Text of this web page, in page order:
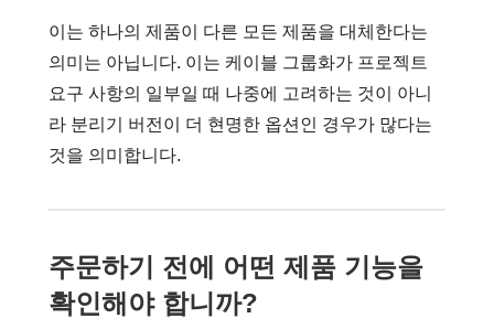
이는 하나의 제품이 다른 모든 제품을 대체한다는
의미는 아닙니다. 이는 케이블 그룹화가 프로젝트
요구 사항의 일부일 때 나중에 고려하는 것이 아니
라 분리기 버전이 더 현명한 옵션인 경우가 많다는
것을 의미합니다.
주문하기 전에 어떤 제품 기능을
확인해야 합니까?